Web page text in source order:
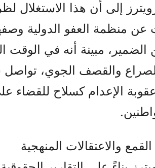
إلى أن هذا الاستغلال
منظمة العفو الدولية
مبينة أنه في الوقت
والقصف الجوي، تواصل
الإعدام كسلاح للقضاء
والاعتقالات المنهجية